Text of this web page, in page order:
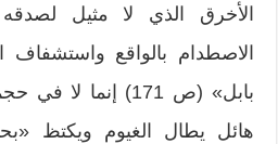
الأخرق الذي لا مثيل
الاصطدام بالواقع
بابل» (ص 171) إنما
هائل يطال الغيوم ويكتظ